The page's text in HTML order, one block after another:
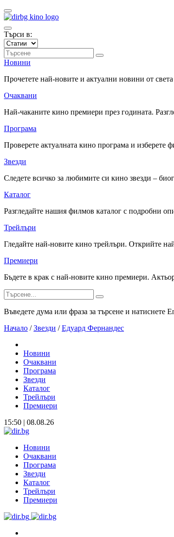
Търси в:
Новини
Прочетете най-новите и актуални новини от
Очаквани
Най-чаканите кино премиери през годината.
Програма
Проверете актуалната кино програма и
Звезди
Следете всичко за любимите си кино звезди –
Каталог
Разгледайте нашия филмов каталог с подробни
Трейлъри
Гледайте най-новите кино трейлъри. Открийте
Премиери
Бъдете в крак с най-новите кино премиери.
Въведете дума или фраза за търсене и натиснете
Начало / Звезди / Едуард Фернандес
Новини
Очаквани
Програма
Звезди
Каталог
Трейлъри
Премиери
15:50 | 08.08.26
Новини
Очаквани
Програма
Звезди
Каталог
Трейлъри
Премиери